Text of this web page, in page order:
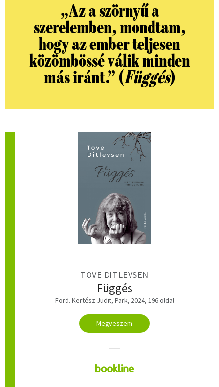
„Az a szörnyű a
szerelemben, mondtam,
hogy az ember teljesen
közömbössé válik minden
más iránt.” (Függés)
TOVE DITLEVSEN
Függés
Ford. Kertész Judit, Park, 2024, 196 oldal
Megveszem